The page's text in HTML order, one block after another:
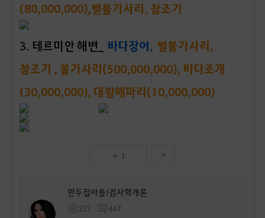
(80,000,000),별불가사리, 참조기
3. 테르미안 해변_ 바다장어, 별불가사리,
참조기 , 불가사리(500,000,000), 바다조개
(30,000,000), 대왕해파리(10,000,000)
1
만두집아들I검사학개론
227 447